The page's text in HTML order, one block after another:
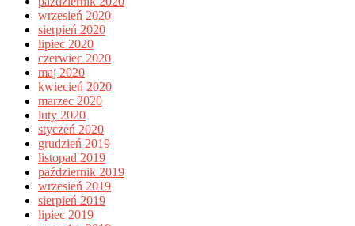
wrzesień 2020
sierpień 2020
lipiec 2020
czerwiec 2020
maj 2020
kwiecień 2020
marzec 2020
luty 2020
styczeń 2020
grudzień 2019
listopad 2019
październik 2019
wrzesień 2019
sierpień 2019
lipiec 2019